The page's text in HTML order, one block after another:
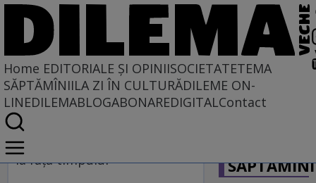
Home EDITORIALE ȘI OPINIISOCIETATETEMA
SĂPTĂMÎNIILA ZI ÎN CULTURĂDILEME ON-
LINEDILEMABLOGABONAREDIGITALContact
Home
EDITORIALE ȘI OPINII
PE CE LUME TRĂIM
la fața timpului